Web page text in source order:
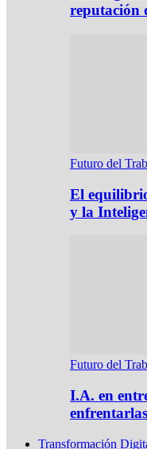
reputación
Futuro del
El
y la
Futuro del
I.A. en
Transformación